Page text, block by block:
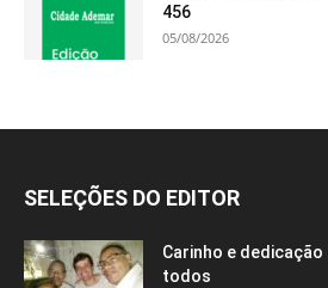
456
05/08/2026
SELEÇÕES DO EDITOR
Carinho e
todos